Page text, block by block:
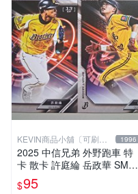
KEVIN商品小舖〔可刷
卡〕
1996
2025 中信兄弟 外野跑車 特
卡 散卡 許庭綸 岳政華 SM01
-SM03 2026 CTBC
$95